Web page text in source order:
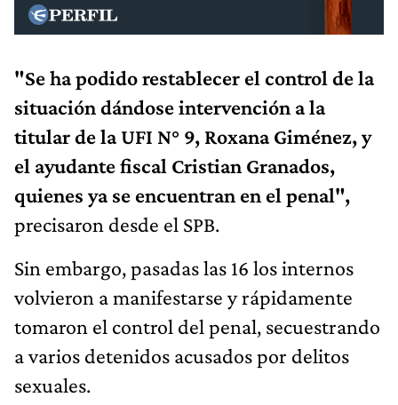
"Se ha podido restablecer el control de la
situación dándose intervención a la
titular de la UFI N° 9, Roxana Giménez, y
el ayudante fiscal Cristian Granados,
quienes ya se encuentran en el penal",
precisaron desde el SPB.
Sin embargo, pasadas las 16 los internos
volvieron a manifestarse y rápidamente
tomaron el control del penal, secuestrando
a varios detenidos acusados por delitos
sexuales.